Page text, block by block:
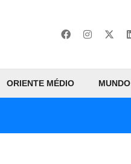
ORIENTE MÉDIO MUNDO